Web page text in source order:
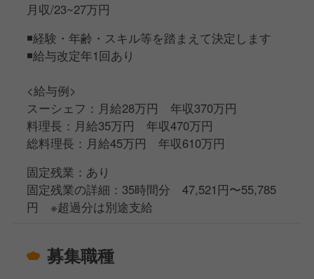
サポートなどもお願いします。
まずはできるところからお任せしていきます。
先輩スタッフが家族のように温かく指導してくれるの
また、入社時には新人研修（理念研修も含む）を実施
し、外部講師による専門研修なども用意しています。
経験が浅い方でもしっかりと基礎から学べる研修制度
が整っていますので、安心してスタートできます。
いろんな料理を覚えたい方、調理の技術を幅広く身に
出を創り上げる、やりがい溢れるお仕事に挑戦してみ
月収/23~27万円
◾️経験・年齢・スキル等を踏まえて決定します
◾️給与改定年1回あり
<給与例>
スーシェフ：月給28万円 年収370万円
料理長：月給35万円 年収470万円
総料理長：月給45万円 年収610万円
固定残業：あり
固定残業の詳細：35時間分 47,521円〜55,785
円 ※超過分は別途支給
募集職種